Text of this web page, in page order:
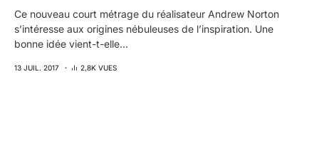
Ce nouveau court métrage du réalisateur Andrew Norton
s’intéresse aux origines nébuleuses de l’inspiration. Une
bonne idée vient-t-elle…
13 JUIL. 2017 2,8K VUES